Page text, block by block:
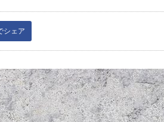
シェア